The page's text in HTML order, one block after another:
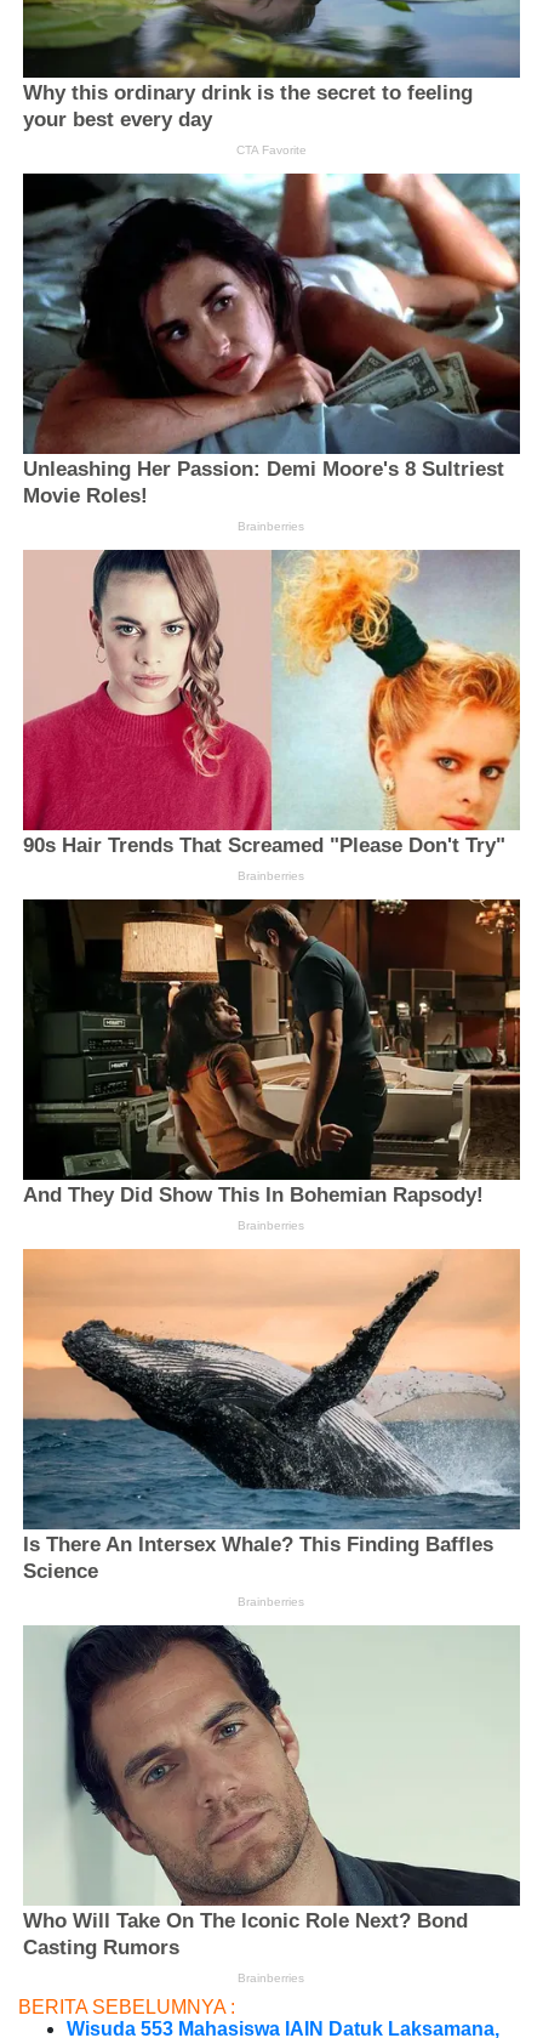
BERITA SEBELUMNYA :
Wisuda 553 Mahasiswa IAIN Datuk Laksamana,